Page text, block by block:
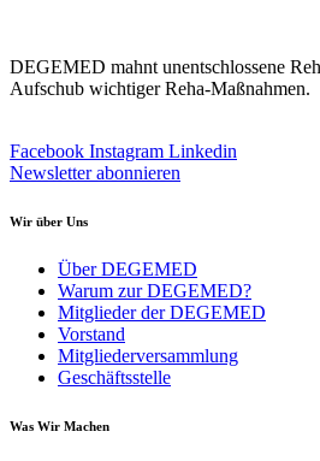
DEGEMED mahnt unentschlossene
Aufschub wichtiger Reha-Maßnahmen.
Facebook Instagram Linkedin
Newsletter abonnieren
Wir über Uns
Über DEGEMED
Warum zur DEGEMED?
Mitglieder der DEGEMED
Vorstand
Mitgliederversammlung
Geschäftsstelle
Was Wir Machen